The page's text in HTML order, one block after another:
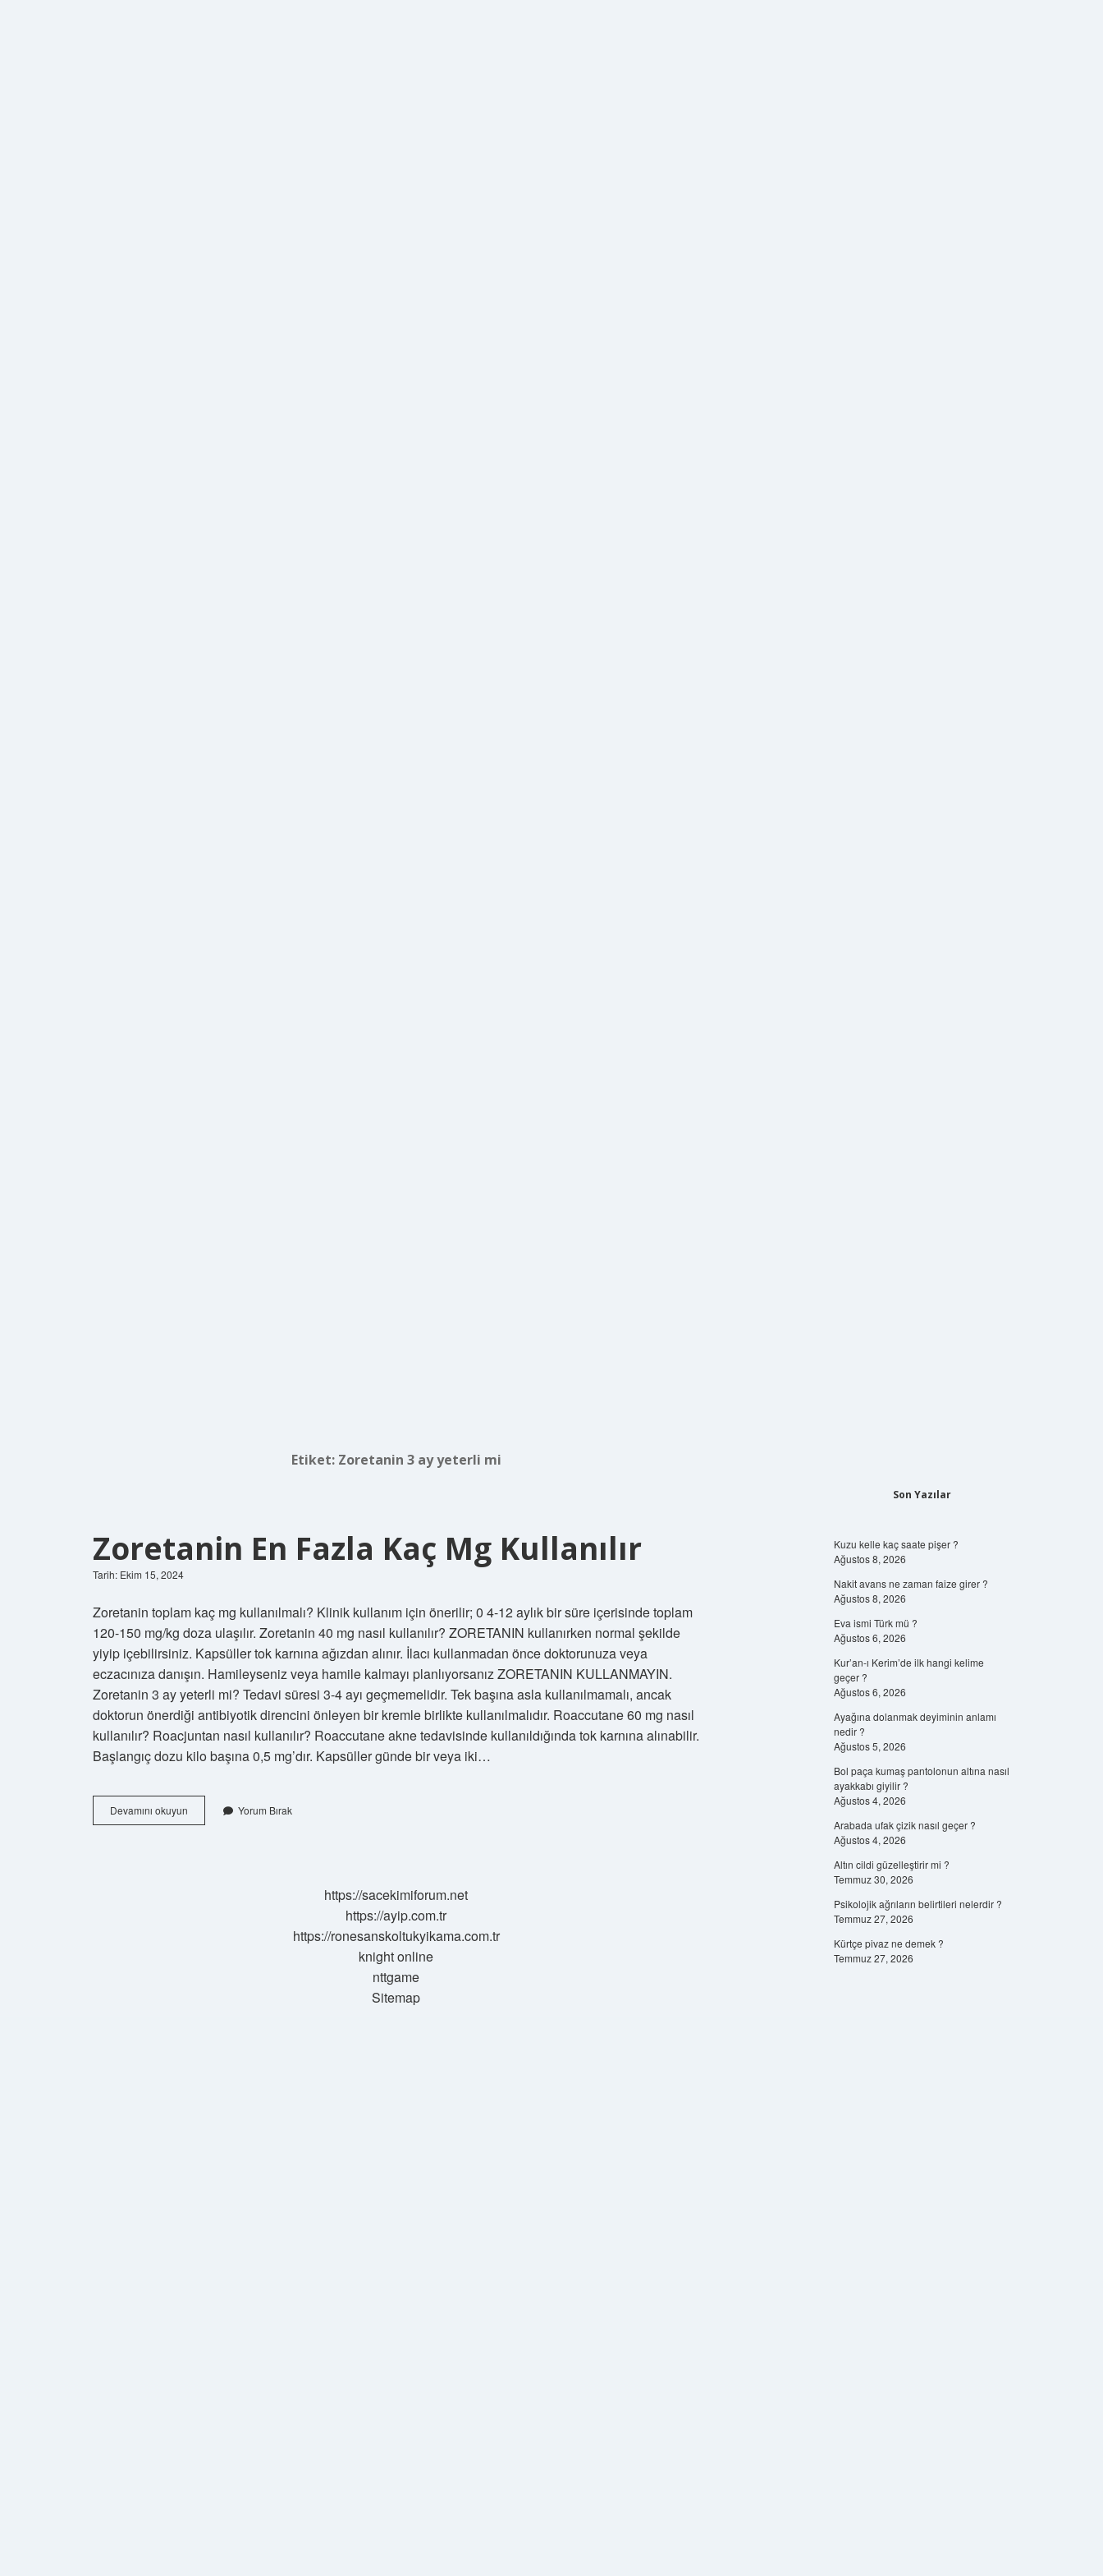
Etiket: Zoretanin 3 ay yeterli mi
Zoretanin En Fazla Kaç Mg Kullanılır
Tarih: Ekim 15, 2024
Zoretanin toplam kaç mg kullanılmalı? Klinik kullanım için önerilir; 0 4-12 aylık bir süre içerisinde toplam
120-150 mg/kg doza ulaşılır. Zoretanin 40 mg nasıl kullanılır? ZORETANIN kullanırken normal şekilde
yiyip içebilirsiniz. Kapsüller tok karnına ağızdan alınır. İlacı kullanmadan önce doktorunuza veya
eczacınıza danışın. Hamileyseniz veya hamile kalmayı planlıyorsanız ZORETANIN KULLANMAYIN.
Zoretanin 3 ay yeterli mi? Tedavi süresi 3-4 ayı geçmemelidir. Tek başına asla kullanılmamalı, ancak
doktorun önerdiği antibiyotik direncini önleyen bir kremle birlikte kullanılmalıdır. Roaccutane 60 mg nasıl
kullanılır? Roacjuntan nasıl kullanılır? Roaccutane akne tedavisinde kullanıldığında tok karnına alınabilir.
Başlangıç ​​dozu kilo başına 0,5 mg’dır. Kapsüller günde bir veya iki…
Devamını okuyun Zoretanin
En
Yorum Bırak
https://sacekimiforum.net
https://ayip.com.tr
https://ronesanskoltukyikama.com.tr
knight online
nttgame
Sitemap
Son Yazılar
Kuzu kelle kaç saate pişer ?
Ağustos 8, 2026
Nakit avans ne zaman faize girer ?
Ağustos 8, 2026
Eva ismi Türk mü ?
Ağustos 6, 2026
Kur’an-ı Kerim’de ilk hangi kelime
geçer ?
Ağustos 6, 2026
Ayağına dolanmak deyiminin anlamı
nedir ?
Ağustos 5, 2026
Bol paça kumaş pantolonun altına nasıl
ayakkabı giyilir ?
Ağustos 4, 2026
Arabada ufak çizik nasıl geçer ?
Ağustos 4, 2026
Altın cildi güzelleştirir mi ?
Temmuz 30, 2026
Psikolojik ağrıların belirtileri nelerdir ?
Temmuz 27, 2026
Kürtçe pivaz ne demek ?
Temmuz 27, 2026